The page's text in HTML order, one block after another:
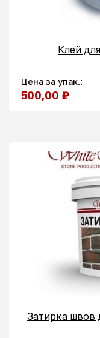
Клей
Цена за упак.:
500,00 ₽
Затирка швов